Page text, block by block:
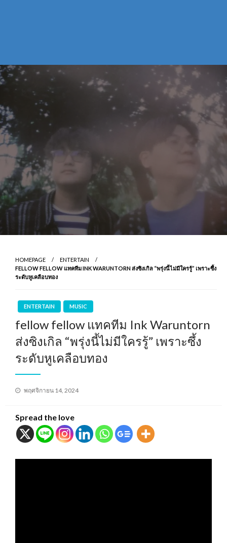
HOMEPAGE
ENTERTAIN
FELLOW FELLOW แทคทีม INK WARUNTORN ส่งซิงเกิล “พรุ่งนี้ไม่มีใครรู้” เพราะซึ้ง
ระดับหูเคลือบทอง
ENTERTAIN MUSIC
fellow fellow แทคทีม Ink Waruntorn
ส่งซิงเกิล “พรุ่งนี้ไม่มีใครรู้” เพราะซึ้ง
ระดับหูเคลือบทอง
Posted
พฤศจิกายน 14, 2024
Spread the love